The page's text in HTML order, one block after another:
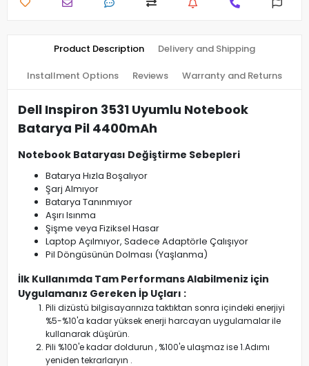
Product Description Delivery and Shipping
Installment Options Reviews Warranty and Returns
Dell Inspiron 3531 Uyumlu Notebook
Batarya Pil 4400mAh
Notebook Bataryası Değiştirme Sebepleri
Batarya Hızla Boşalıyor
Şarj Almıyor
Batarya Tanınmıyor
Aşırı Isınma
Şişme veya Fiziksel Hasar
Laptop Açılmıyor, Sadece Adaptörle Çalışıyor
Pil Döngüsünün Dolması (Yaşlanma)
İlk Kullanımda Tam Performans Alabilmeniz için
Uygulamanız Gereken İp Uçları :
Pili dizüstü bilgisayarınıza taktıktan sonra içindeki enerjiyi
%5-%10'a kadar yüksek enerji harcayan uygulamalar ile
kullanarak düşürün.
Pili %100'e kadar doldurun , %100'e ulaşmaz ise 1.Adımı
yeniden tekrarlaryın .